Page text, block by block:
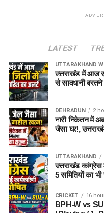
LATEST
UTTARAKHAND
उत्तराखंड में आज
से सावधानी
DEHRADUN 2
नारी निकेतन में
जैसा घर!,
UTTARAKHAND
उत्तराखंड कांग्रेस
5 समितियों का
CRICKET 16
BPH-W vs